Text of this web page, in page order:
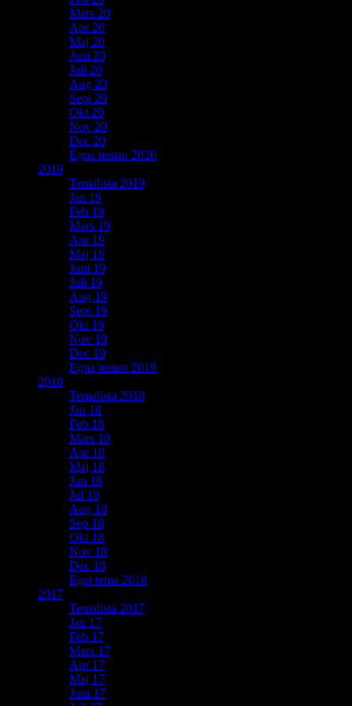
Mars 20
Apr 20
Maj 20
Juni 20
Juli 20
Aug 20
Sept 20
Okt 20
Nov 20
Dec 20
Egna teman 2020
2019
Temalista 2019
Jan 19
Feb 19
Mars 19
Apr 19
Maj 19
Juni 19
Juli 19
Aug 19
Sept 19
Okt 19
Nov 19
Dec 19
Egna teman 2019
2018
Temalista 2018
Jan 18
Feb 18
Mars 18
Apr 18
Maj 18
Jun 18
Jul 18
Aug 18
Sep 18
Okt 18
Nov 18
Dec 18
Eget tema 2018
2017
Temalista 2017
Jan 17
Feb 17
Mars 17
Apr 17
Maj 17
Juni 17